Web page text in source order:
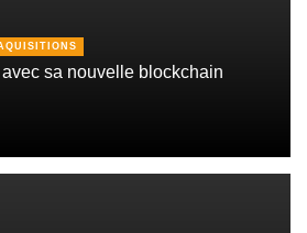
sa nouvelle blockchain